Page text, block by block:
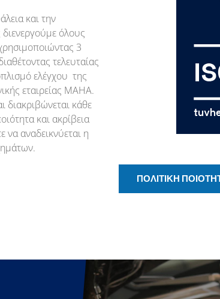
και την
όλους
3
τελευταίας
ελέγχου της
εταιρείας ΜΑΗΑ.
διακριβώνεται κάθε
και ακρίβεια
να αναδεικνύεται η
ΠΟΛΙΤΙΚΗ